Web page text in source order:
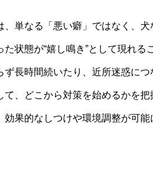
、単なる「悪い癖」ではなく、
状態が“嬉し鳴き”として現れ
ず長時間続いたり、近所迷惑に
て、どこから対策を始めるかを
果的なしつけや環境調整が可能